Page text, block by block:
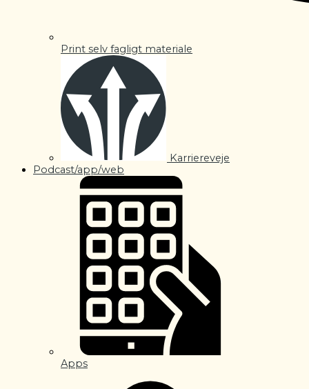
Print selv fagligt materiale
Karriereveje
Podcast/app/web
Apps